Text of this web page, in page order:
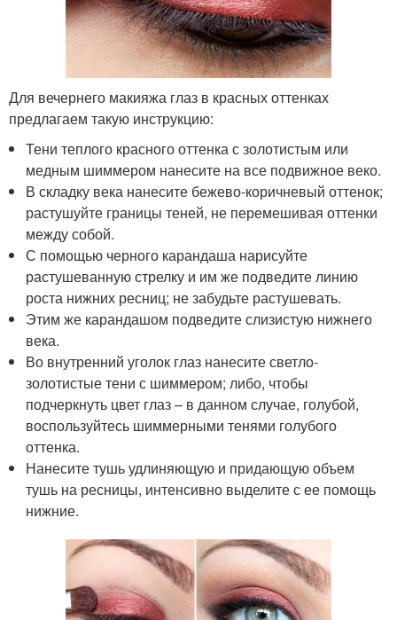
Для вечернего макияжа глаз в красных оттенках
предлагаем такую инструкцию:
Тени теплого красного оттенка с золотистым или
медным шиммером нанесите на все подвижное веко.
В складку века нанесите бежево-коричневый оттенок;
растушуйте границы теней, не перемешивая оттенки
между собой.
С помощью черного карандаша нарисуйте
растушеванную стрелку и им же подведите линию
роста нижних ресниц; не забудьте растушевать.
Этим же карандашом подведите слизистую нижнего
века.
Во внутренний уголок глаз нанесите светло-
золотистые тени с шиммером; либо, чтобы
подчеркнуть цвет глаз – в данном случае, голубой,
воспользуйтесь шиммерными тенями голубого
оттенка.
Нанесите тушь удлиняющую и придающую объем
тушь на ресницы, интенсивно выделите с ее помощь
нижние.